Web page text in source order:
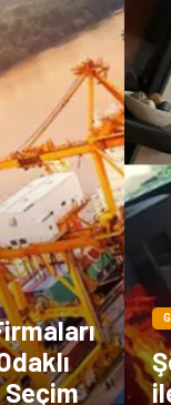
Spor
Seçim